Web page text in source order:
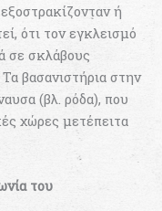
ή
ότι τον εγκλεισμό
σε σκλάβους
βασανιστήρια στην
(βλ. ρόδα), που
χώρες μετέπειτα
του